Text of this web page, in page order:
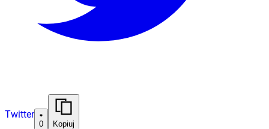
Twitter
0 Kopiuj